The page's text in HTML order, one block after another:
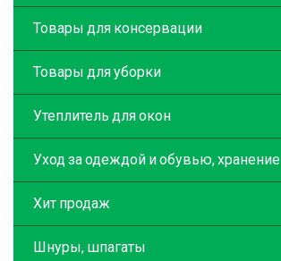
Товары для консервации
Товары для уборки
Утеплитель для окон
Уход за одеждой и обувью, хранение
Хит продаж
Шнуры, шпагаты